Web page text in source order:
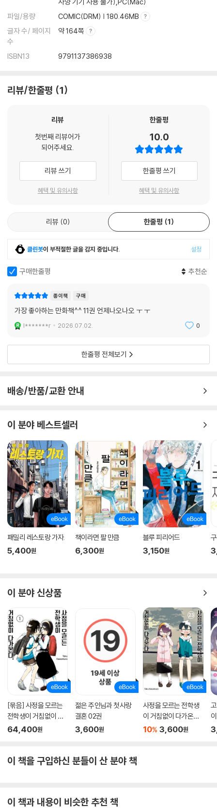
파일/용량
COMIC(DRM) | 180.46MB
글자 수/ 페이지
수
약 164쪽
ISBN13 9791137386938
리뷰/한줄평 1
리뷰
첫번째 리뷰어가
되어주세요.
리뷰 쓰기
혜택 및 유의사항
한줄평
10.0
한줄평 쓰기
혜택 및 유의사항
리뷰 0 한줄평 1
클린봇이 부적절한 글을 감지 중입니다. 설정
구매한줄평 추천순
종이책 구매
가장 좋아하는 만화책^^ 11권 언제나오나오 ㅜ ㅜ
l*******r 2026.07.02. 0
한줄평 전체보기
배송/반품/교환 안내
이 분야 베스트셀러
패밀리 레스토랑 가자.
5,400원
책이라면 팔 만큼
6,300원
블루 피리어드
3,150원
이 분야 신상품
[묶음] 사정을 모르는
전학생이 거침없이 다
가온다. (총23권/미완
64,400원
젊은 주인님과 첫사랑
결혼 02권
3,600원
사정을 모르는 전학생
이 거침없이 다가온다.
23권
10% 3,600원
이 책을 구입하신 분들이 산 분야 책
이 책과 내용이 비슷한 추천 책